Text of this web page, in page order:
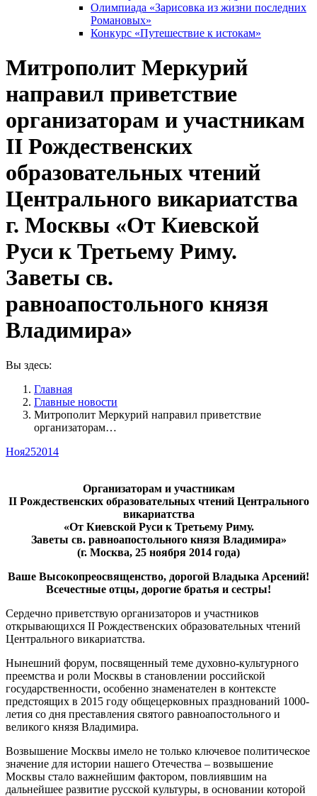
Олимпиада «Зарисовка из жизни последних
Романовых»
Конкурс «Путешествие к истокам»
Митрополит Меркурий
направил приветствие
организаторам и участникам
II Рождественских
образовательных чтений
Центрального викариатства
г. Москвы «От Киевской
Руси к Третьему Риму.
Заветы св.
равноапостольного князя
Владимира»
Вы здесь:
Главная
Главные новости
Митрополит Меркурий направил приветствие
организаторам…
Ноя252014
Организаторам и участникам
II Рождественских образовательных чтений Центрального
викариатства
«От Киевской Руси к Третьему Риму.
Заветы св. равноапостольного князя Владимира»
(г. Москва, 25 ноября 2014 года)
Ваше Высокопреосвященство, дорогой Владыка Арсений!
Всечестные отцы, дорогие братья и сестры!
Сердечно приветствую организаторов и участников
открывающихся II Рождественских образовательных чтений
Центрального викариатства.
Нынешний форум, посвященный теме духовно-культурного
преемства и роли Москвы в становлении российской
государственности, особенно знаменателен в контексте
предстоящих в 2015 году общецерковных празднований 1000-
летия со дня преставления святого равноапостольного и
великого князя Владимира.
Возвышение Москвы имело не только ключевое политическое
значение для истории нашего Отечества – возвышение
Москвы стало важнейшим фактором, повлиявшим на
дальнейшее развитие русской культуры, в основании которой